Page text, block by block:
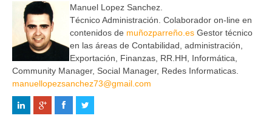
Manuel Lopez Sanchez.
Técnico Administración. Colaborador on-line en
contenidos de muñozparreño.es Gestor técnico
en las áreas de Contabilidad, administración,
Exportación, Finanzas, RR.HH, Informática,
Community Manager, Social Manager, Redes Informaticas.
manuellopezsanchez73@gmail.com